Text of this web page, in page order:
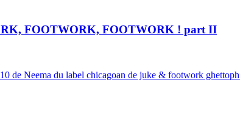
FOOTWORK, FOOTWORK ! part II
de Neema du label chicagoan de juke & footwork